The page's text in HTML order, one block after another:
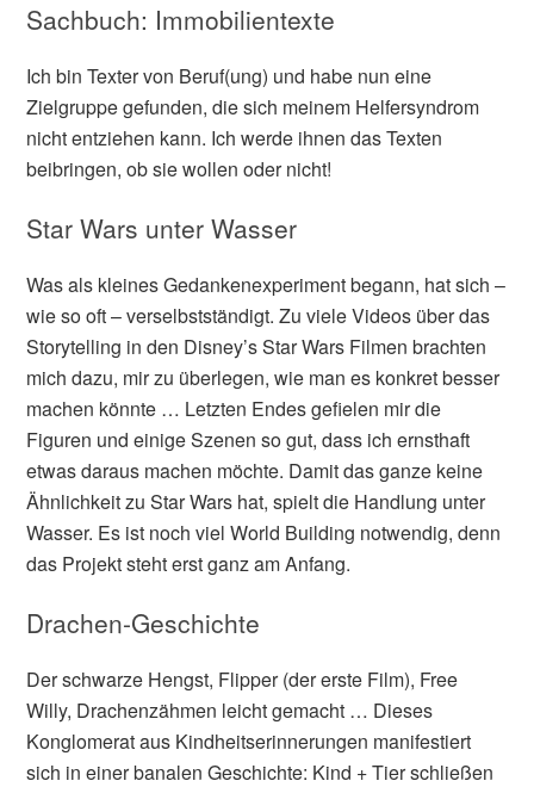
Sachbuch: Immobilientexte
Ich bin Texter von Beruf(ung) und habe nun eine
Zielgruppe gefunden, die sich meinem Helfersyndrom
nicht entziehen kann. Ich werde ihnen das Texten
beibringen, ob sie wollen oder nicht!
Star Wars unter Wasser
Was als kleines Gedankenexperiment begann, hat sich –
wie so oft – verselbstständigt. Zu viele Videos über das
Storytelling in den Disney’s Star Wars Filmen brachten
mich dazu, mir zu überlegen, wie man es konkret besser
machen könnte … Letzten Endes gefielen mir die
Figuren und einige Szenen so gut, dass ich ernsthaft
etwas daraus machen möchte. Damit das ganze keine
Ähnlichkeit zu Star Wars hat, spielt die Handlung unter
Wasser. Es ist noch viel World Building notwendig, denn
das Projekt steht erst ganz am Anfang.
Drachen-Geschichte
Der schwarze Hengst, Flipper (der erste Film), Free
Willy, Drachenzähmen leicht gemacht … Dieses
Konglomerat aus Kindheitserinnerungen manifestiert
sich in einer banalen Geschichte: Kind + Tier schließen